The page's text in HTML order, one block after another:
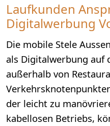
Laufkunden
Digitalwerbung
Die mobile Stele
als Digitalwerbung auf
außerhalb von
der leicht zu
kabellosen Betriebs,